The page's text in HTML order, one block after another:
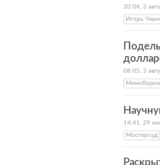
20:04, 3
Игорь
08:05, 3
14:41, 29
Мосгорсуд